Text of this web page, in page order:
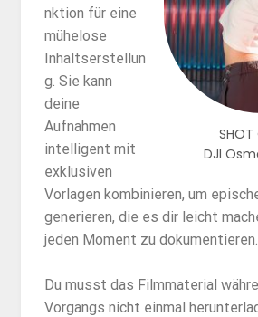
SHOT
DJI
nktion für eine
mühelose
Inhaltserstellun
g. Sie kann
deine
Aufnahmen
intelligent mit
exklusiven
Vorlagen kombinieren, um
generieren, die es dir leicht
jeden Moment zu dokumentieren.
Du musst das Filmmaterial
Vorgangs nicht einmal